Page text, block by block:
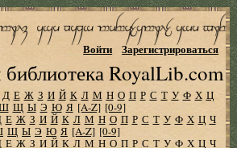
RoyalLib.com
Войти Зарегистрироваться
Д Е Ж З И Й К Л М Н О П Р С Т У Ф Х Ц
Щ Ы Э Ю Я [A-Z] [0-9]
Е Ж З И Й К Л М Н О П Р С Т У Ф Х Ц Ч
Щ Ы Э Ю Я [A-Z] [0-9]
Е Ж З И Й К Л М Н О П Р С Т У Ф Х Ц Ч